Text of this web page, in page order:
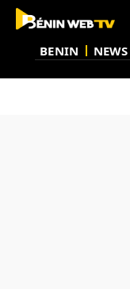
BENIN NEWS